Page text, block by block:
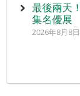
最後兩天
集名優展
2026年8月8